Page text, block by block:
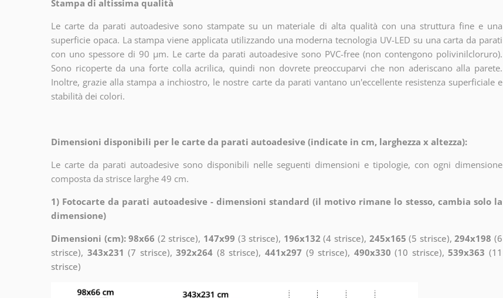
Stampa di altissima qualità
Le carte da parati autoadesive sono stampate su un materiale di alta qualità con una struttura fine e una
superficie opaca. La stampa viene applicata utilizzando una moderna tecnologia UV-LED su una carta da parati
con uno spessore di 90 µm. Le carte da parati autoadesive sono PVC-free (non contengono polivinilcloruro).
Sono ricoperte da una forte colla acrilica, quindi non dovrete preoccuparvi che non aderiscano alla parete.
Inoltre, grazie alla stampa a inchiostro, le nostre carte da parati vantano un'eccellente resistenza superficiale e
stabilità dei colori.
Dimensioni disponibili per le carte da parati autoadesive (indicate in cm, larghezza x altezza):
Le carte da parati autoadesive sono disponibili nelle seguenti dimensioni e tipologie, con ogni dimensione
composta da strisce larghe 49 cm.
1) Fotocarte da parati autoadesive - dimensioni standard (il motivo rimane lo stesso, cambia solo la
dimensione)
Dimensioni (cm): 98x66 (2 strisce), 147x99 (3 strisce), 196x132 (4 strisce), 245x165 (5 strisce),294x198 (6
strisce), 343x231 (7 strisce),392x264 (8 strisce),441x297 (9 strisce), 490x330 (10 strisce),539x363 (11
strisce)